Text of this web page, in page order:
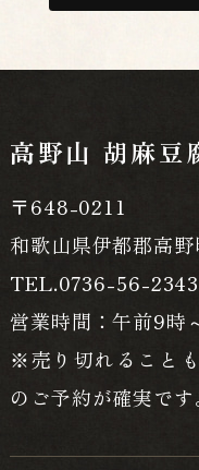
高野山 胡麻豆
〒648-0211
和歌山県伊都郡高
TEL.0736-56-
営業時間：午前9時
※売り切れること
のご予約が確実です